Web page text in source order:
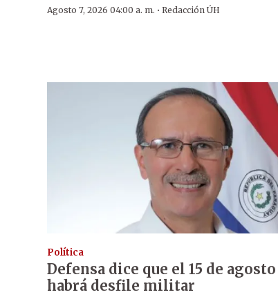
Agosto 7, 2026 04:00 a. m. · Redacción ÚH
Política
Defensa dice que el 15 de agosto
habrá desfile militar